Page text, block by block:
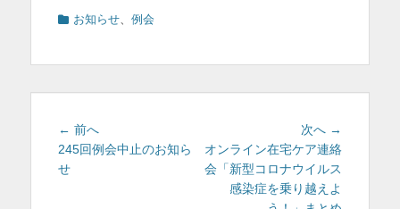
カ お知らせ、 例会
投
稿
ナ
← 前へ
の
245回例会中止のお知ら
せ
次へ →
の
オンライン在宅ケア連絡
会「新型コロナウイルス
感染症を乗り越えよ